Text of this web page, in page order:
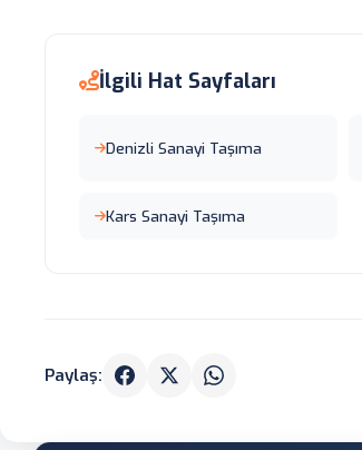
İlgili Hat Sayfaları
Denizli Sanayi Taşıma
Kars Sanayi Taşıma
Paylaş: